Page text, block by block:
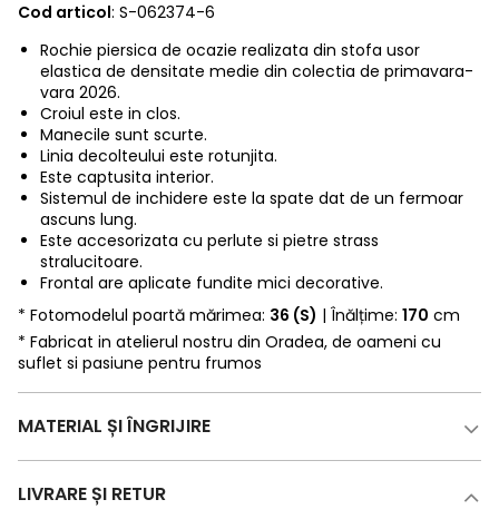
Cod articol: S-062374-6
Rochie piersica de ocazie realizata din stofa usor
elastica de densitate medie din colectia de primavara-
vara 2026.
Croiul este in clos.
Manecile sunt scurte.
Linia decolteului este rotunjita.
Este captusita interior.
Sistemul de inchidere este la spate dat de un fermoar
ascuns lung.
Este accesorizata cu perlute si pietre strass
stralucitoare.
Frontal are aplicate fundite mici decorative.
* Fotomodelul poartă mărimea: 36 (S) | Înălțime: 170 cm
* Fabricat in atelierul nostru din Oradea, de oameni cu
suflet si pasiune pentru frumos
MATERIAL ȘI ÎNGRIJIRE
LIVRARE ȘI RETUR